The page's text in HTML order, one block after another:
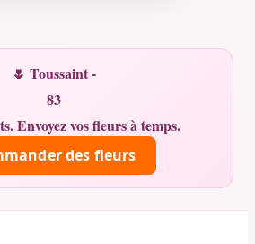
🌷 Toussaint -
83
Envoyez vos fleurs à temps.
des fleurs